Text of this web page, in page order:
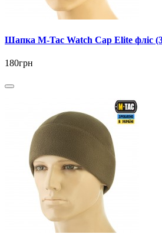
Шапка M-Tac Watch Cap Elite фліс
180грн